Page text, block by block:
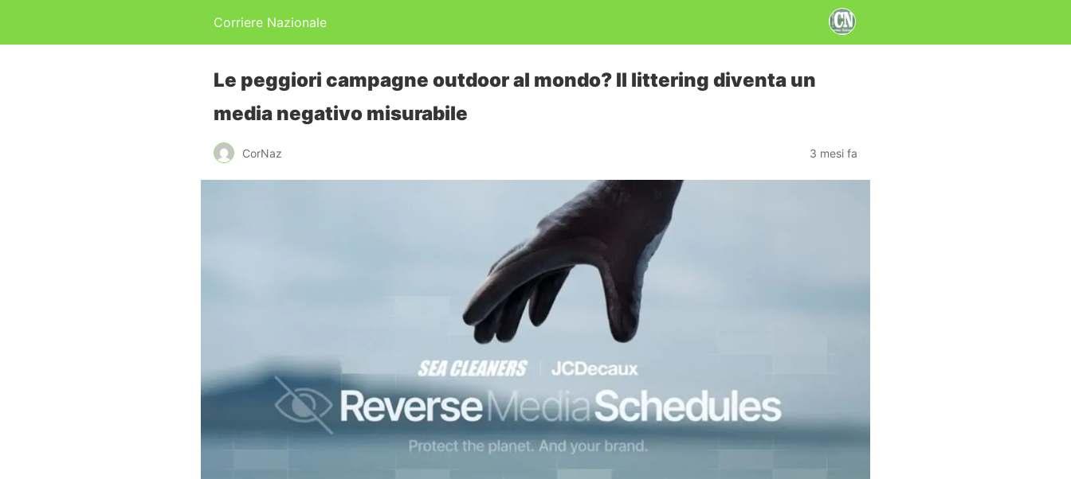
Corriere Nazionale
Le peggiori campagne outdoor al mondo? Il littering diventa un
media negativo misurabile
CorNaz 3 mesi fa